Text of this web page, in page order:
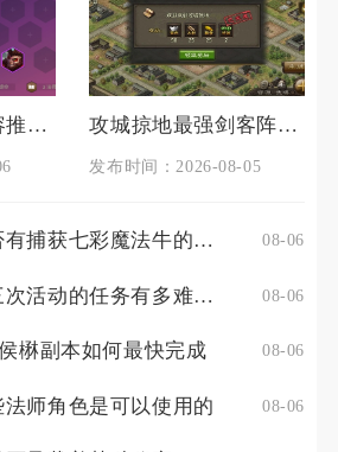
s8金铲铲之战阵容推荐有什么技巧 攻城掠地最强剑客阵容中有哪些隐秘玩法
发布时间：2026-08-05
疯狂动物园是否有捕获七彩魔法牛的技巧 08-06
少年三国志第三次活动的任务有多难完成 08-06
楙副本如何最快完成 08-06
师角色是可以使用的 08-06